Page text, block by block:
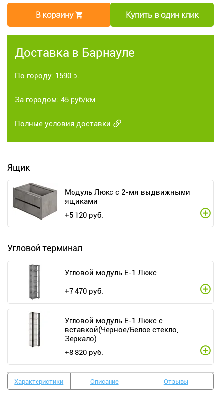
В корзину Купить в один клик
Доставка в Барнауле
По городу: 1590 р.
За городом: 45 руб/км
Полные условия доставки
Ящик
Модуль Люкс с 2-мя выдвижными
ящиками
+5 120 руб.
Угловой терминал
Угловой модуль Е-1 Люкс
+7 470 руб.
Угловой модуль Е-1 Люкс с
вставкой(Черное/Белое стекло,
Зеркало)
+8 820 руб.
Характеристики Описание Отзывы